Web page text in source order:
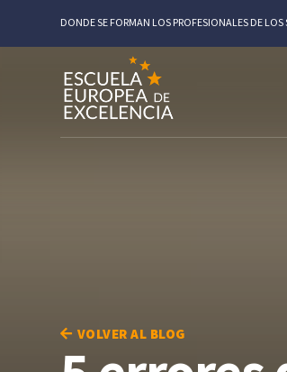
DONDE SE FORMAN LOS PROFESIONALES DE LOS
VOLVER AL BLOG